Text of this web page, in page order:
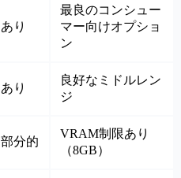
あり
最良のコンシュー
マー向けオプショ
ン
あり
良好なミドルレン
ジ
部分的
VRAM制限あり
（8GB）